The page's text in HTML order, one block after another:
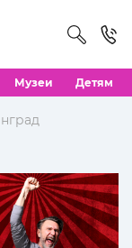
Музеи Детям